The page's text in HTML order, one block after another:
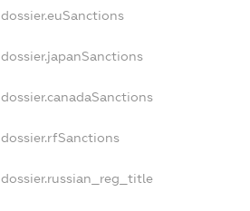
dossier.euSanctions
dossier.japanSanctions
dossier.canadaSanctions
dossier.rfSanctions
dossier.russian_reg_title